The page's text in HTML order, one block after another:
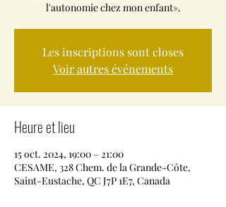
l'autonomie chez mon enfant».
Les inscriptions sont closes
Voir autres événements
Heure et lieu
15 oct. 2024, 19:00 – 21:00
CESAME, 328 Chem. de la Grande-Côte,
Saint-Eustache, QC J7P 1E7, Canada